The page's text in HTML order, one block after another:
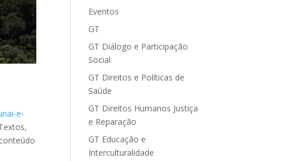
e-
Eventos
GT
GT Diálogo e Participação
Social
GT Direitos e Políticas de
Saúde
GT Direitos Humanos Justiça
e Reparação
GT Educação e
Interculturalidade